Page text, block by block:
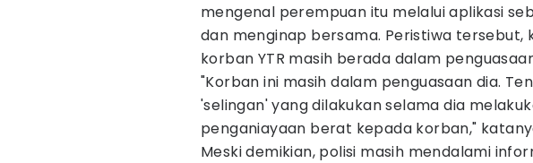
mengenal perempuan itu melalui aplikasi
dan menginap bersama. Peristiwa tersebut,
korban YTR masih berada dalam
"Korban ini masih dalam penguasaan dia.
'selingan' yang dilakukan selama dia
penganiayaan berat kepada korban,"
Meski demikian, polisi masih mendalami